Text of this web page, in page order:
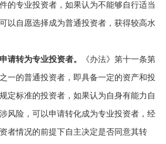
的专业投资者，如果认为不能够自行适当
以自愿选择成为普通投资者，获得较高水
请转为专业投资者。 《办法》第十一条第
一的普通投资者，即具备一定的资产和投
定标准的投资者，如果认为自身有能力自
风险，可以申请转化成为专业投资者，经
者情况的前提下自主决定是否同意其转